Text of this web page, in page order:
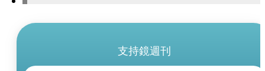
支持鏡週刊